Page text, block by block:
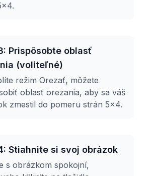
Prispôsobte oblasť
(voliteľné)
režim Orezať, môžete
oblasť orezania, aby sa váš
zmestil do pomeru strán 5x4.
Stiahnite si svoj obrázok
s obrázkom spokojní,